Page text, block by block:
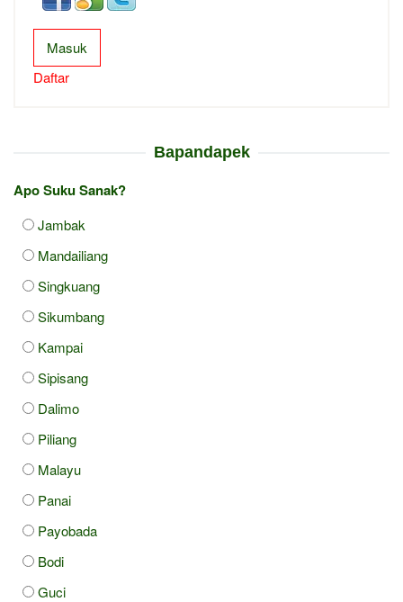
Masuk
Daftar
Bapandapek
Apo Suku Sanak?
Jambak
Mandailiang
Singkuang
Sikumbang
Kampai
Sipisang
Dalimo
Piliang
Malayu
Panai
Payobada
Bodi
Guci